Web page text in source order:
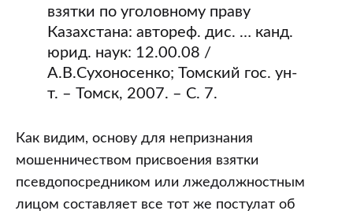
взятки по уголовному праву
Казахстана: автореф. дис. … канд.
юрид. наук: 12.00.08 /
А.В.Сухоносенко; Томский гос. ун-
т. – Томск, 2007. – С. 7.
Как видим, основу для непризнания
мошенничеством присвоения взятки
псевдопосредником или лжедолжностным
лицом составляет все тот же постулат об